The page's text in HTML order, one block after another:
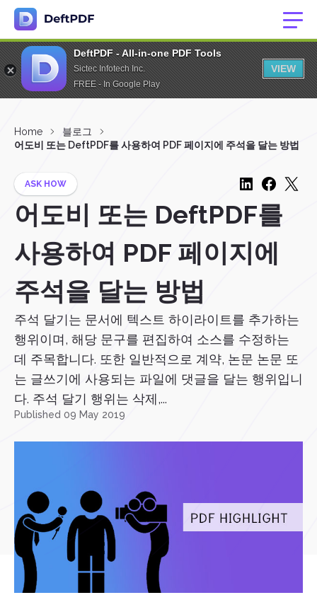
DeftPDF - All-in-one PDF Tools
Sictec Infotech Inc.
FREE - In Google Play
VIEW
Home
블로그
어도비 또는 DeftPDF를 사용하여 PDF 페이지에 주석을 달는 방법
ASK HOW
어도비 또는 DeftPDF를
사용하여 PDF 페이지에
주석을 달는 방법
주석 달기는 문서에 텍스트 하이라이트를 추가하는
행위이며, 해당 문구를 편집하여 소스를 수정하는
데 주목합니다. 또한 일반적으로 계약, 논문 논문 또
는 글쓰기에 사용되는 파일에 댓글을 달는 행위입니
다. 주석 달기 행위는 삭제,...
Published 09 May 2019